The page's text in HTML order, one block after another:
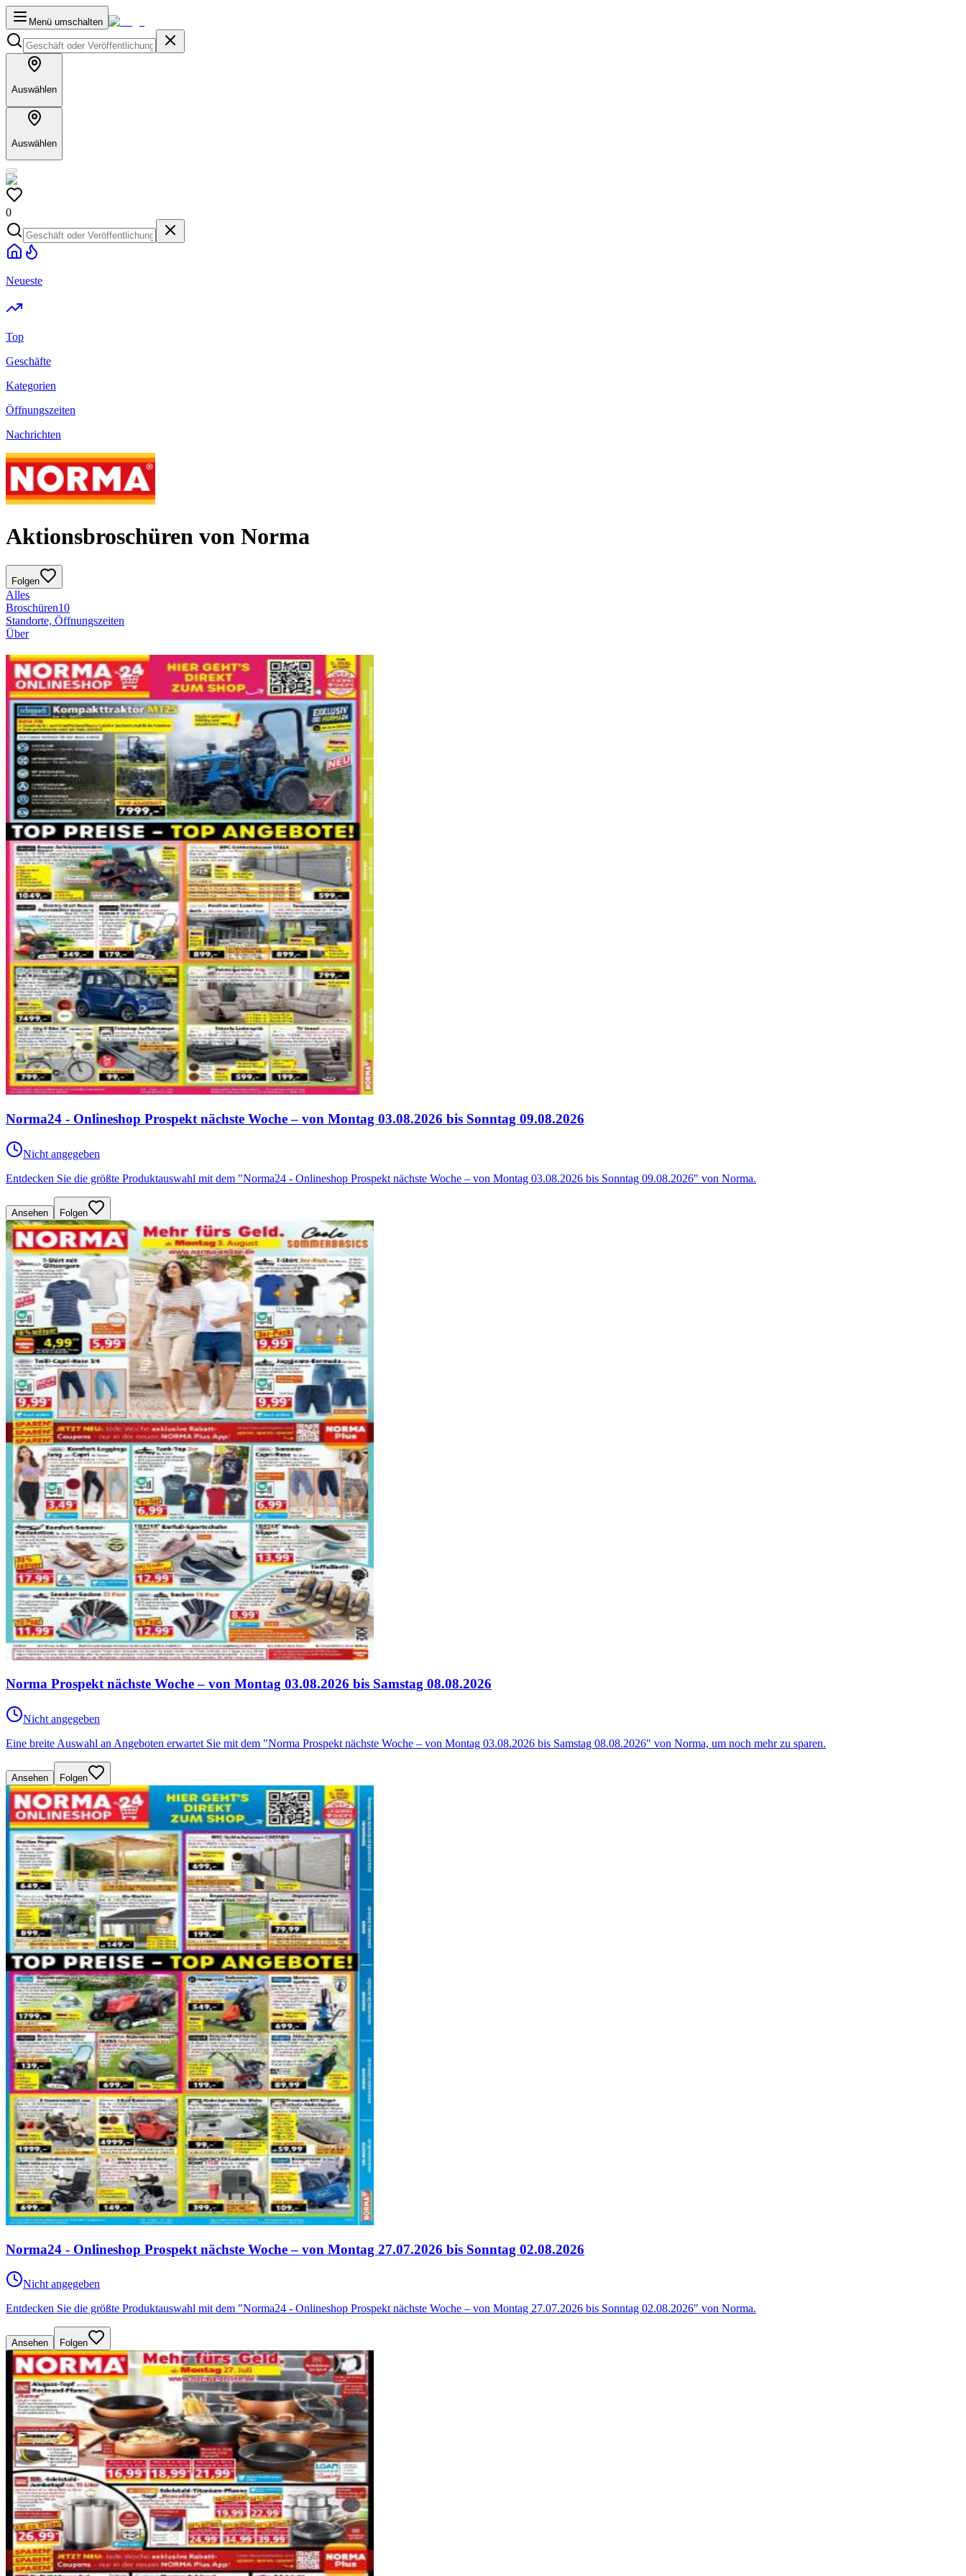
Menü umschalten
Auswählen
Auswählen
0
Neueste
Top
Geschäfte
Kategorien
Öffnungszeiten
Nachrichten
Aktionsbroschüren von Norma
Folgen
Alles
Broschüren10
Standorte, Öffnungszeiten
Über
Norma24 - Onlineshop Prospekt nächste Woche – von Montag 03.08.2026 bis Sonntag 09.08.2026
Nicht angegeben
Entdecken Sie die größte Produktauswahl mit dem "Norma24 - Onlineshop Prospekt nächste Woche – von Montag 03.08.2026 bis Sonntag 09.08.2026" von Norma.
Ansehen Folgen
Norma Prospekt nächste Woche – von Montag 03.08.2026 bis Samstag 08.08.2026
Nicht angegeben
Eine breite Auswahl an Angeboten erwartet Sie mit dem "Norma Prospekt nächste Woche – von Montag 03.08.2026 bis Samstag 08.08.2026" von Norma, um noch mehr zu sparen.
Ansehen Folgen
Norma24 - Onlineshop Prospekt nächste Woche – von Montag 27.07.2026 bis Sonntag 02.08.2026
Nicht angegeben
Entdecken Sie die größte Produktauswahl mit dem "Norma24 - Onlineshop Prospekt nächste Woche – von Montag 27.07.2026 bis Sonntag 02.08.2026" von Norma.
Ansehen Folgen